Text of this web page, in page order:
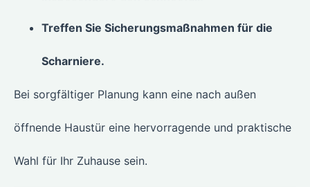
Treffen Sie Sicherungsmaßnahmen für die
Scharniere.
Bei sorgfältiger Planung kann eine nach außen
öffnende Haustür eine hervorragende und praktische
Wahl für Ihr Zuhause sein.